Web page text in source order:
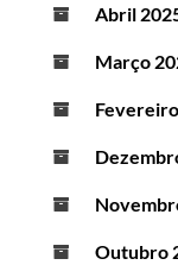
Abril
Março
Outubro